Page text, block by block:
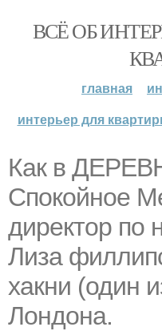
ВСЁ ОБ
главная
интерьер для
Как в
Спокойное
директор по
Лиза
хакни (один
Лондона.